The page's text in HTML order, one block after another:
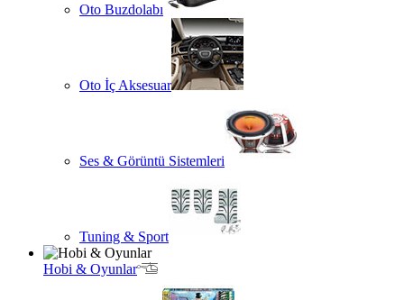
Oto Buzdolabı
Oto İç Aksesuar
Ses & Görüntü Sistemleri
Tuning & Sport
Hobi & Oyunlar